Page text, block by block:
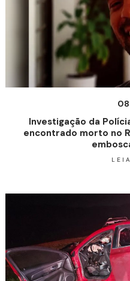
08
Investigação da
encontrado morto no